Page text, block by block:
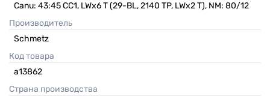
Canu: 43:45 CC1, LWx6 T (29-BL, 2140 TP, LWx2 T), NM: 80/12
Производитель
Schmetz
Код товара
а13862
Страна производства